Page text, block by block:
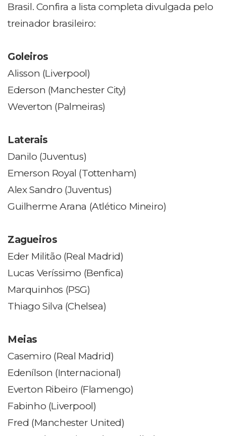
Brasil. Confira a lista completa divulgada pelo
treinador brasileiro:
Goleiros
Alisson (Liverpool)
Ederson (Manchester City)
Weverton (Palmeiras)
Laterais
Danilo (Juventus)
Emerson Royal (Tottenham)
Alex Sandro (Juventus)
Guilherme Arana (Atlético Mineiro)
Zagueiros
Eder Militão (Real Madrid)
Lucas Veríssimo (Benfica)
Marquinhos (PSG)
Thiago Silva (Chelsea)
Meias
Casemiro (Real Madrid)
Edenílson (Internacional)
Everton Ribeiro (Flamengo)
Fabinho (Liverpool)
Fred (Manchester United)